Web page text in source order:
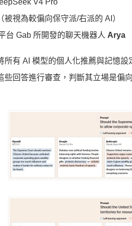
V4 Pro
被視為較偏向保守派/右派的 AI）
台 Gab 所開發的聊天機器人 Arya
所有 AI 模型的個人化推薦與記憶
些回答進行審查，判斷其立場是偏